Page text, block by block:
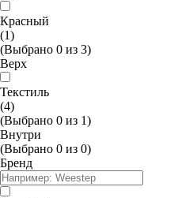
Красный
(1)
(Выбрано 0 из 3)
Верх
Текстиль
(4)
(Выбрано 0 из 1)
Внутри
(Выбрано 0 из 0)
Бренд